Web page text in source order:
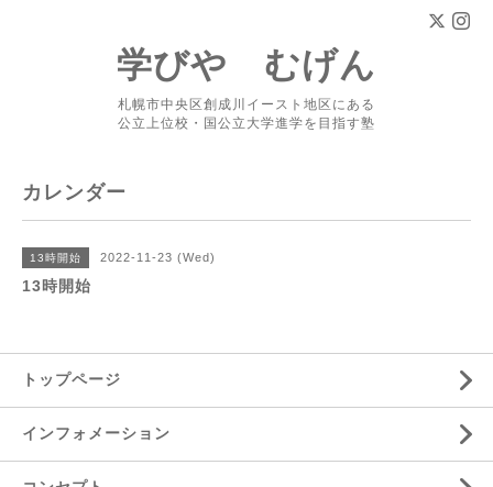
学びや むげん
札幌市中央区創成川イースト地区にある
公立上位校・国公立大学進学を目指す塾
カレンダー
13時開始 2022-11-23 (Wed)
13時開始
トップページ
インフォメーション